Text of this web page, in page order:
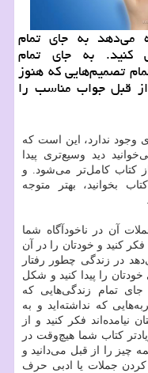
می‌دهد به جای تمام
كنید. به جای تمام
تصمیم‌هایی كه هنوز
از قبل جواب مناسب را
وجود ندارد، این است که
دید وسیع‌تری پیدا
کتاب کامل‌تر می‌شود. و
بخوانید، بهتر متوجه
آن در ناخودآگاه شما
کنید و خودتان را در آن
در زندگی چطور رفتار
را پیدا کنید و شکل
تمام زندگی‌هایی که
که نداشته‌اید و به
نیامده‌اند فکر کنید و از
کتاب‌ شما هیچ‌وقت در
چیز را از قبل می‌دانید و
کردن جملات یا ادبی حرف